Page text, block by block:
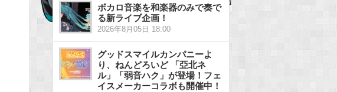
ボカロ音楽を和楽器のみで奏で
る新ライブ企画！
2026年8月05日 18:00
グッドスマイルカンパニーよ
り、ねんどろいど 「亞北ネ
ル」「弱音ハク」が登場！フェ
イスメーカーコラボも開催中！